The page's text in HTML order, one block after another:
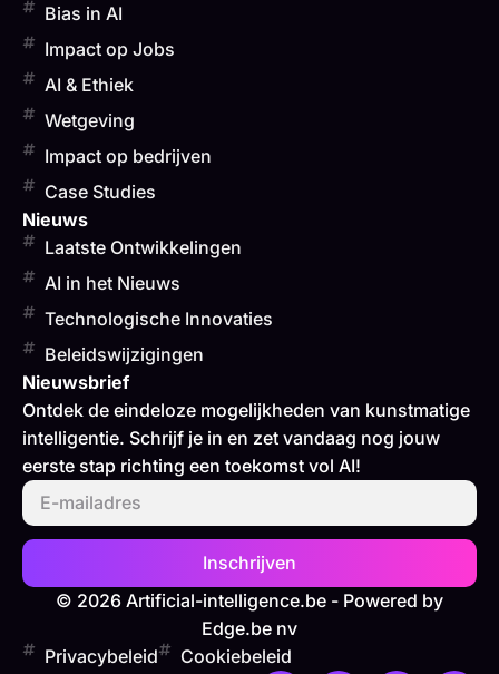
Bias in AI
Impact op Jobs
AI & Ethiek
Wetgeving
Impact op bedrijven
Case Studies
Nieuws
Laatste Ontwikkelingen
AI in het Nieuws
Technologische Innovaties
Beleidswijzigingen
Nieuwsbrief
Ontdek de eindeloze mogelijkheden van kunstmatige
intelligentie. Schrijf je in en zet vandaag nog jouw
eerste stap richting een toekomst vol AI!
Inschrijven
© 2026 Artificial-intelligence.be - Powered by
Edge.be nv
Privacybeleid
Cookiebeleid